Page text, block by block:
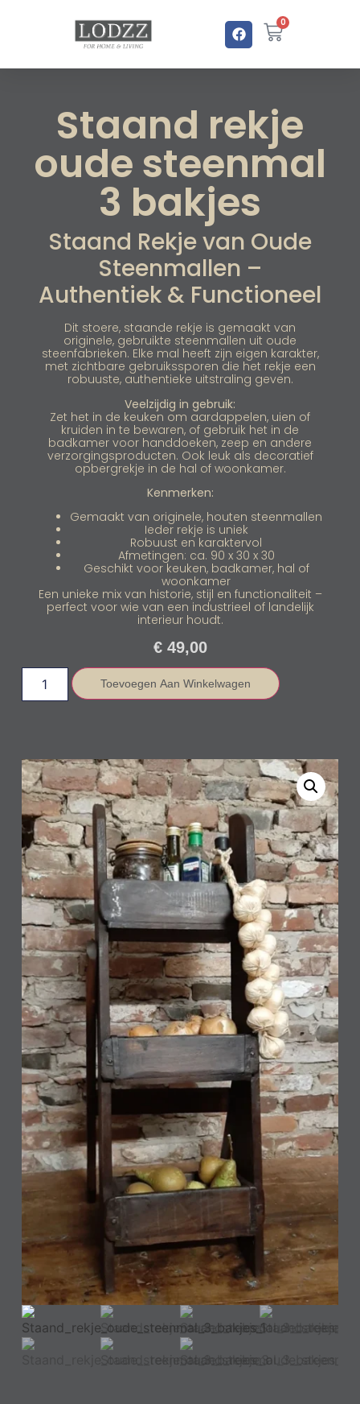
0
Staand rekje
oude steenmal
3 bakjes
Staand Rekje van Oude
Steenmallen –
Authentiek & Functioneel
Dit stoere, staande rekje is gemaakt van
originele, gebruikte steenmallen uit oude
steenfabrieken. Elke mal heeft zijn eigen karakter,
met zichtbare gebruikssporen die het rekje een
robuuste, authentieke uitstraling geven.
Veelzijdig in gebruik:
Zet het in de keuken om aardappelen, uien of
kruiden in te bewaren, of gebruik het in de
badkamer voor handdoeken, zeep en andere
verzorgingsproducten. Ook leuk als decoratief
opbergrekje in de hal of woonkamer.
Kenmerken:
Gemaakt van originele, houten steenmallen
Ieder rekje is uniek
Robuust en karaktervol
Afmetingen: ca. 90 x 30 x 30
Geschikt voor keuken, badkamer, hal of
woonkamer
Een unieke mix van historie, stijl en functionaliteit –
perfect voor wie van een industrieel of landelijk
interieur houdt.
€49,00
Toevoegen Aan Winkelwagen